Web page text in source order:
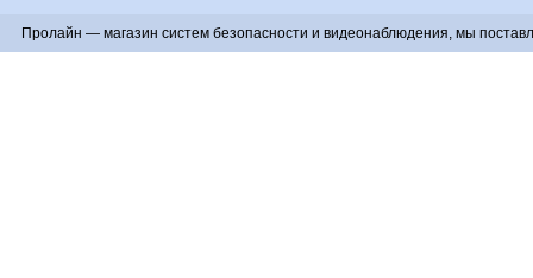
Пролайн — магазин систем безопасности и видеонаблюдения, мы